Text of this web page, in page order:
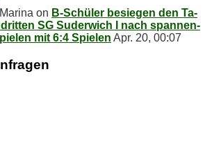
Marina on B‑Schüler be­sie­gen den Ta­
SG Su­der­wich I nach span­nen­
mit 6:4 Spielen Apr. 20, 00:07